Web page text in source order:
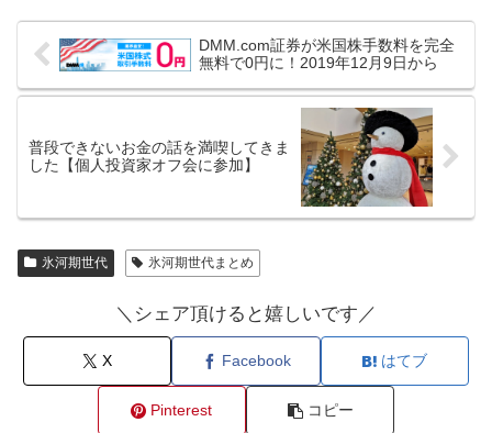
DMM.com証券が米国株手数料を完全
無料で0円に！2019年12月9日から
普段できないお金の話を満喫してきま
した【個人投資家オフ会に参加】
氷河期世代 氷河期世代まとめ
＼シェア頂けると嬉しいです／
X Facebook はてブ
Pinterest コピー